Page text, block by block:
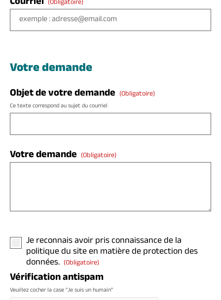
(obligatoire)
Votre demande
Objet de votre demande (obligatoire)
Ce texte correspond au sujet du courriel
Votre demande (obligatoire)
Je reconnais avoir pris connaissance de la
politique du site en matière de protection des
données. (obligatoire)
Vérification antispam
Veuillez cocher la case "Je suis un humain"